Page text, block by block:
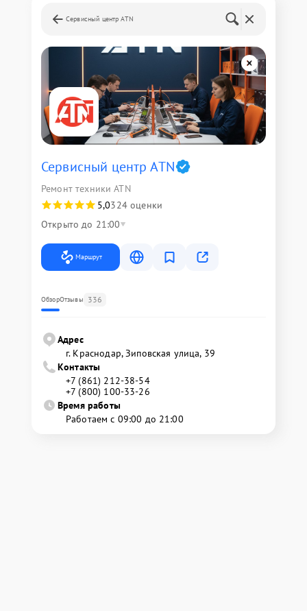
Сервисный центр ATN
Сервисный центр ATN
Ремонт техники ATN
5,0324 оценки
Открыто до 21:00
Маршрут
ОбзорОтзывы 336
Адрес
г. Краснодар, Зиповская улица, 39
Контакты
+7 (861) 212-38-54
+7 (800) 100-33-26
Время работы
Работаем с 09:00 до 21:00